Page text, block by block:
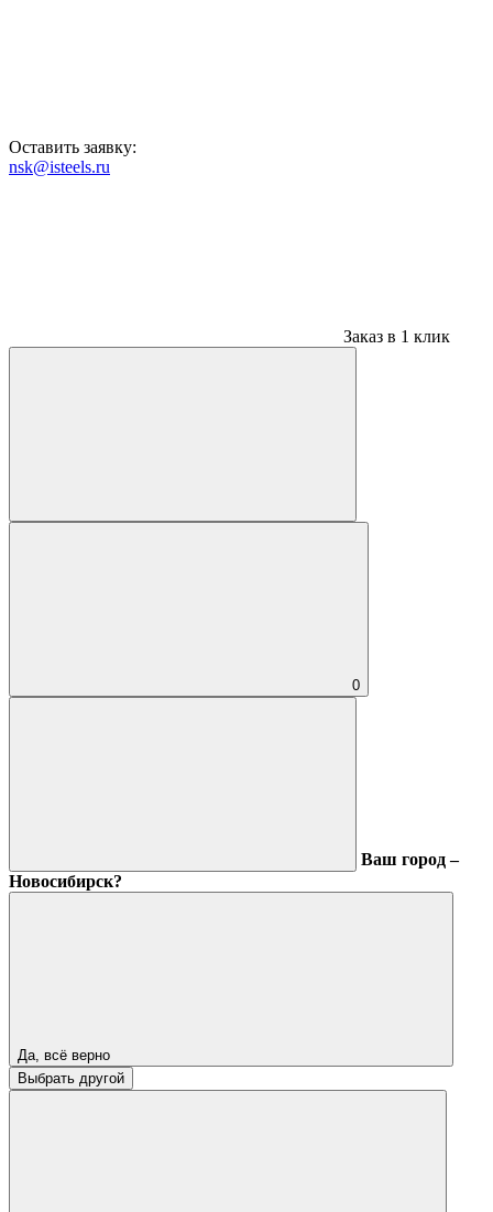
Оставить заявку:
nsk@isteels.ru
Заказ в 1 клик
0
Ваш город –
Новосибирск?
Да, всё верно
Выбрать другой